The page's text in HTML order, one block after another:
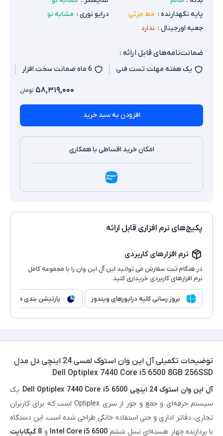
پایه نگهدارنده : خط جزئی درایو نوری : مشابه نو
جعبه اورجینال : ندارد
ضمانت‌نامه‌های قابل ارائه :
یک هفته مهلت تست فنی 6 ماه ضمانت سخت افزار
۵۸,۳۱۹,۰۰۰ تومان
افزودن به سبد خرید
امکان خرید اقساطی با همکاری
پکیج‌های نرم افزاری قابل ارائه
نرم افزارهای کاربردی
در هنگام ثبت سفارش می توانید این آل این وان را با مجموعه کامل
نرم افزارهای کاربردی خریداری کنید.
بروز رسانی کلیه درایورهای ویندوز پارتیشن بندی هارد
توضیحات تکمیلی
آل این وان استوک لمسی 24 اینچی دل مدل
Dell Optiplex 7440 Core i5 6500 8GB 256SSD
آل این وان استوک 24 اینچی Dell Optiplex 7440 Core i5 6500 یک
سیستم حرفه‌ای و جمع‌ و جور از سری Optiplex است که برای کاربران
تجاری، دفاتر اداری و حتی استفاده خانگی طراحی شده است. این دستگاه
با پردازنده چهار هسته‌ای نسل ششمIntel Core i5 6500 و 8 گیگابایت